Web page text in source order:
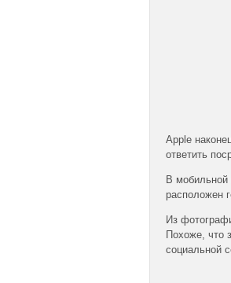
Apple
ответить
В мобильной
расположен
Из
Похоже, что
социальной